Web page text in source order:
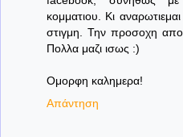
κομματιου. Κι
στιγμη. Την προσοχη απο
Πολλα μαζι ισως :)
Ομορφη καλημερα!
Απάντηση